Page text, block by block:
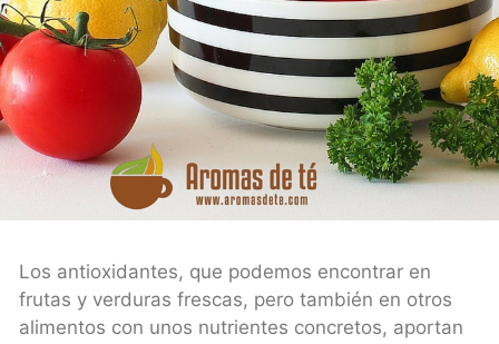
Los antioxidantes, que podemos encontrar en
frutas y verduras frescas, pero también en otros
alimentos con unos nutrientes concretos, aportan